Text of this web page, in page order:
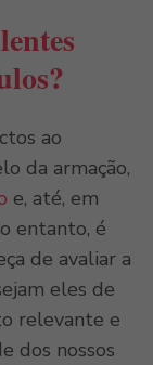
ao
da armação,
e, até, em
entanto, é
de avaliar a
eles de
relevante e
dos nossos